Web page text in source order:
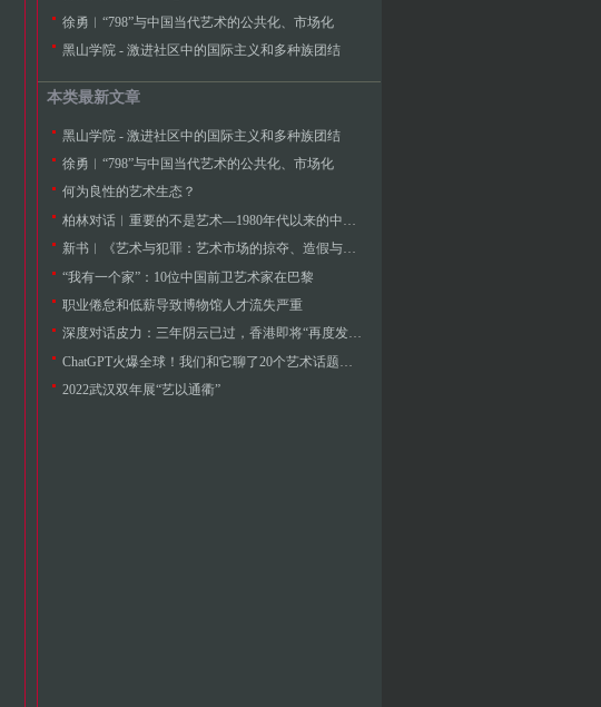
徐勇︱“798”与中国当代艺术的公共化、市场化
黑山学院 - 激进社区中的国际主义和多种族团结
本类最新文章
黑山学院 - 激进社区中的国际主义和多种族团结
徐勇︱“798”与中国当代艺术的公共化、市场化
何为良性的艺术生态？
柏林对话︱重要的不是艺术—1980年代以来的中国当代艺术
新书︱《艺术与犯罪：艺术市场的掠夺、造假与诈骗》
“我有一个家”：10位中国前卫艺术家在巴黎
职业倦怠和低薪导致博物馆人才流失严重
深度对话皮力：三年阴云已过，香港即将“再度发力”
2022武汉双年展“艺以通衢”